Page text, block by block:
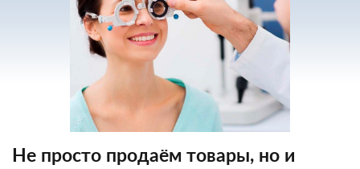
Не просто продаём товары, но и